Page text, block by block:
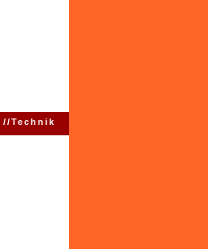
//Technik